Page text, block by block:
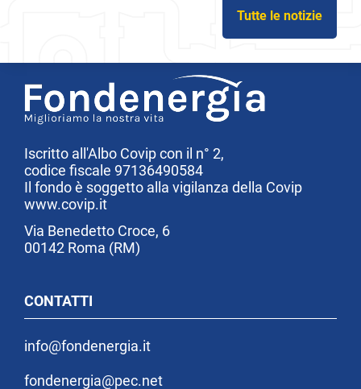
Tutte le notizie
Iscritto all'Albo Covip con il n° 2,
codice fiscale 97136490584
Il fondo è soggetto alla vigilanza della Covip
www.covip.it
Via Benedetto Croce, 6
00142 Roma (RM)
CONTATTI
info@fondenergia.it
fondenergia@pec.net